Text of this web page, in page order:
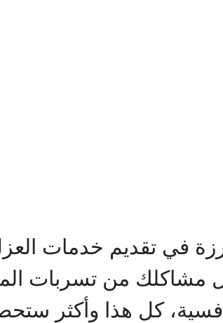
في تقديم خدمات
مشاكلك من تسربات
كل هذا وأكثر